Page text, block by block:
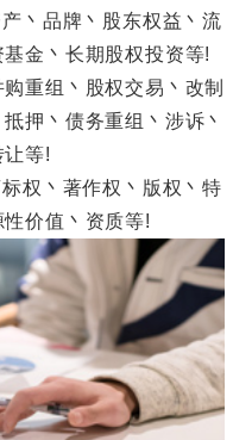
丶品牌丶股东权益丶流
金丶长期股权投资等!
重组丶股权交易丶改制
押丶债务重组丶涉诉丶
等!
权丶著作权丶版权丶特
价值丶资质等!